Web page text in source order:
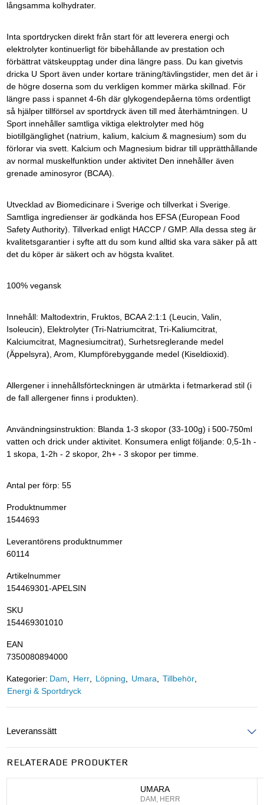
långsamma kolhydrater.
Inta sportdrycken direkt från start för att leverera energi och
elektrolyter kontinuerligt för bibehållande av prestation och
förbättrat vätskeupptag under dina längre pass. Du kan givetvis
dricka U Sport även under kortare träning/tävlingstider, men det är i
de högre doserna som du verkligen kommer märka skillnad. För
längre pass i spannet 4-6h där glykogendepåerna töms ordentligt
så hjälper tillförsel av sportdryck även till med återhämtningen. U
Sport innehåller samtliga viktiga elektrolyter med hög
biotillgänglighet (natrium, kalium, kalcium & magnesium) som du
förlorar via svett. Kalcium och Magnesium bidrar till upprätthållande
av normal muskelfunktion under aktivitet Den innehåller även
grenade aminosyror (BCAA).
Utvecklad av Biomedicinare i Sverige och tillverkat i Sverige.
Samtliga ingredienser är godkända hos EFSA (European Food
Safety Authority). Tillverkad enligt HACCP / GMP. Alla dessa steg är
kvalitetsgarantier i syfte att du som kund alltid ska vara säker på att
det du köper är säkert och av högsta kvalitet.
100% vegansk
Innehåll: Maltodextrin, Fruktos, BCAA 2:1:1 (Leucin, Valin,
Isoleucin), Elektrolyter (Tri-Natriumcitrat, Tri-Kaliumcitrat,
Kalciumcitrat, Magnesiumcitrat), Surhetsreglerande medel
(Äppelsyra), Arom, Klumpförebyggande medel (Kiseldioxid).
Allergener i innehållsförteckningen är utmärkta i fetmarkerad stil (i
de fall allergener finns i produkten).
Användningsinstruktion: Blanda 1-3 skopor (33-100g) i 500-750ml
vatten och drick under aktivitet. Konsumera enligt följande: 0,5-1h -
1 skopa, 1-2h - 2 skopor, 2h+ - 3 skopor per timme.
Antal per förp: 55
Produktnummer
1544693
Leverantörens produktnummer
60114
Artikelnummer
154469301-APELSIN
SKU
154469301010
EAN
7350080894000
Kategorier: Dam Herr Löpning Umara
Tillbehör
Energi & Sportdryck
Leveranssätt
Ange postnummer för att se leveranssätt
RELATERADE PRODUKTER
UMARA
DAM, HERR